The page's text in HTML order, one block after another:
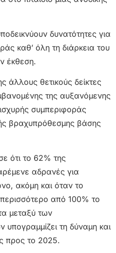
δυνατότητες για
καθ’ όλη τη διάρκεια του
έκθεση.
άλλους θετικούς δείκτες
της αυξανόμενης
συμπεριφοράς
βραχυπρόθεσμης βάσης
ότι το 62% της
αδρανές για
ακόμη και όταν το
από 100% το
μεταξύ των
τη δύναμη και
προς το 2025.